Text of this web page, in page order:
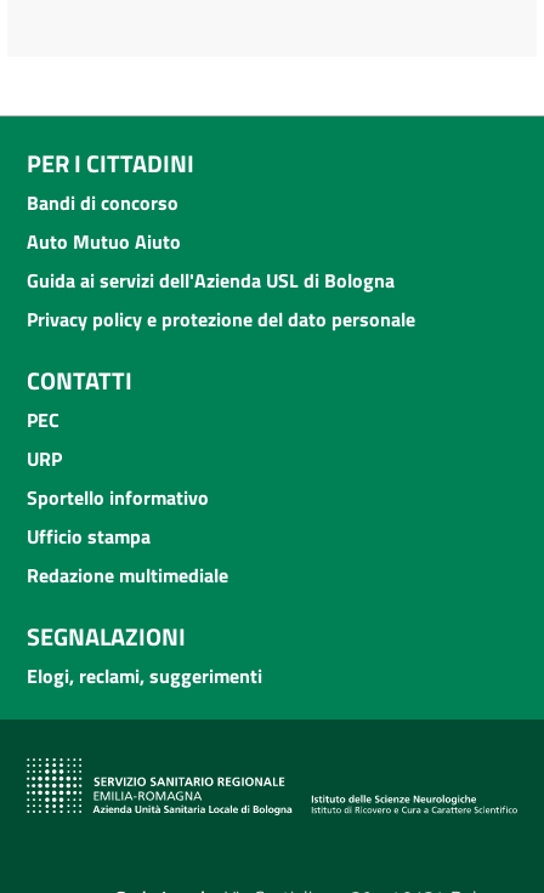
PER I CITTADINI
Bandi di concorso
Auto Mutuo Aiuto
Guida ai servizi dell'Azienda USL di Bologna
Privacy policy e protezione del dato personale
CONTATTI
PEC
URP
Sportello informativo
Ufficio stampa
Redazione multimediale
SEGNALAZIONI
Elogi, reclami, suggerimenti